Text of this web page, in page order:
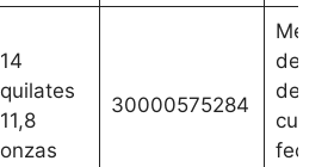
14
quilates
11,8
onzas
30000575284
del 2
de
fecha